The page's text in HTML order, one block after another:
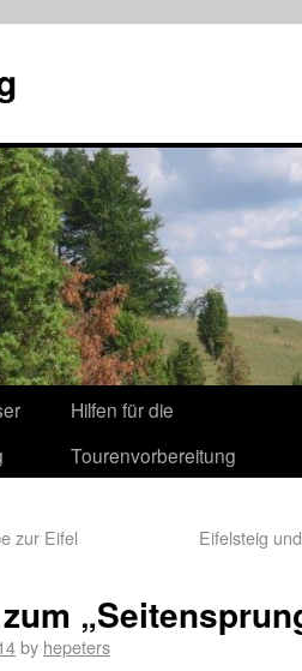
Hilfen für die
Tourenvorbereitung
zur Eifel Eifelsteig
by hepeters